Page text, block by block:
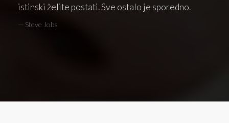
istinski želite postati. Sve ostalo je sporedno.
Steve Jobs